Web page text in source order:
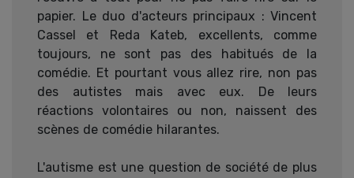
papier. Le duo d'acteurs principaux : Vincent
Cassel et Reda Kateb, excellents, comme
toujours, ne sont pas des habitués de la
comédie. Et pourtant vous allez rire, non pas
des autistes mais avec eux. De leurs
réactions volontaires ou non, naissent des
scènes de comédie hilarantes.
L'autisme est une question de société de plus